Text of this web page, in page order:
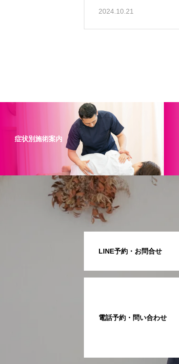
2024.10.21
症状別施術案内
LINE予約・お問合せ
電話予約・問い合わせ